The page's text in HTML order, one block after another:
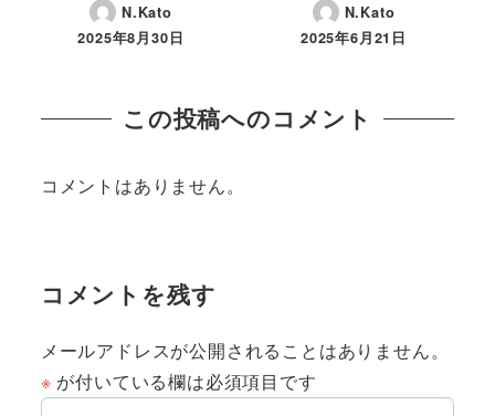
N.Kato
投稿日
2025年8月30日
N.Kato
投稿日
2025年6月21日
この投稿へのコメント
コメントはありません。
コメントを残す
メールアドレスが公開されることはありません。
※ が付いている欄は必須項目です